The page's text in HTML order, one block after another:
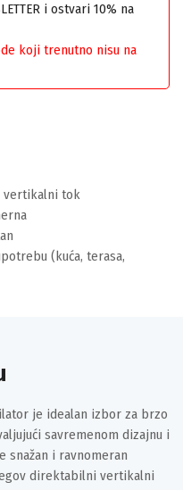
i ostvari 10% na
koji trenutno nisu na
vertikalni tok
(kuća, terasa,
je idealan izbor za brzo
savremenom dizajnu i
snažan i ravnomeran
direktabilni vertikalni